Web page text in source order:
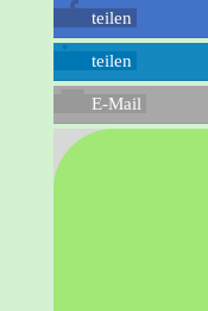
teilen
teilen
E-Mail